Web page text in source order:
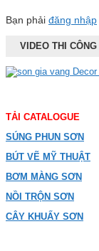
Bạn phải đăng nhập
VIDEO THI CÔNG
TẢI CATALOGUE
SÚNG PHUN SƠN
BÚT VẼ MỸ THUẬT
BƠM MÀNG SƠN
NỒI TRỘN SƠN
CÂY KHUẤY SƠN